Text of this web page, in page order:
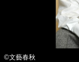
©文藝春秋